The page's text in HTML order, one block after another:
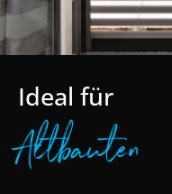
Ideal für
Altbauten